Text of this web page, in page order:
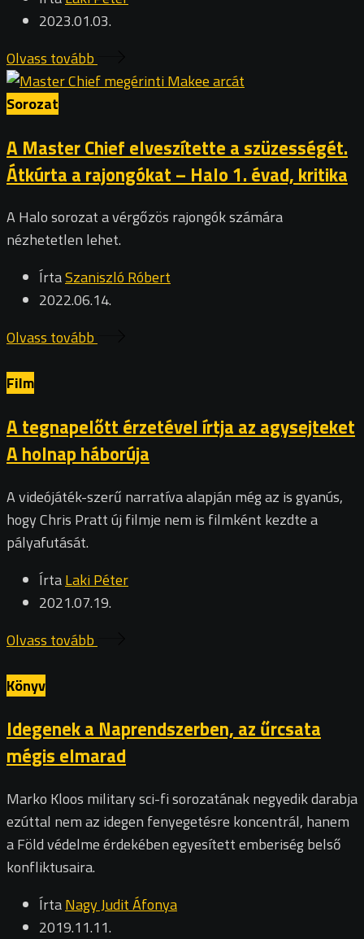
2023.01.03.
Olvass tovább
Sorozat
A Master Chief elveszítette a szüzességét.
Átkúrta a rajongókat – Halo 1. évad, kritika
A Halo sorozat a vérgőzös rajongók számára
nézhetetlen lehet.
ÍrtaSzaniszló Róbert
2022.06.14.
Olvass tovább
Film
A tegnapelőtt érzetével írtja az agysejteket
A holnap háborúja
A videójáték-szerű narratíva alapján még az is gyanús,
hogy Chris Pratt új filmje nem is filmként kezdte a
pályafutását.
ÍrtaLaki Péter
2021.07.19.
Olvass tovább
Könyv
Idegenek a Naprendszerben, az űrcsata
mégis elmarad
Marko Kloos military sci-fi sorozatának negyedik darabja
ezúttal nem az idegen fenyegetésre koncentrál, hanem
a Föld védelme érdekében egyesített emberiség belső
konfliktusaira.
ÍrtaNagy Judit Áfonya
2019.11.11.